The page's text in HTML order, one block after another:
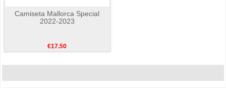
Camiseta Mallorca Special
2022-2023
€17.50